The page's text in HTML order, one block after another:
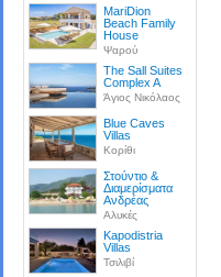
MariDion
Beach Family
House
Ψαρού
The Sall Suites
Complex A
Άγιος Νικόλαος
Blue Caves
Villas
Κορίθι
Στούντιο &
Διαμερίσματα
Ανδρέας
Αλυκές
Kapodistria
Villas
Τσιλιβί